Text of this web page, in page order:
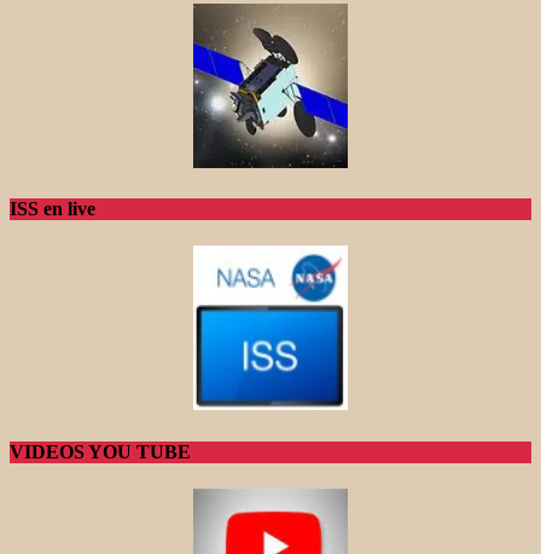
ISS en live
VIDEOS YOU TUBE